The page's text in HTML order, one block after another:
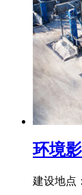
环境
建设地点